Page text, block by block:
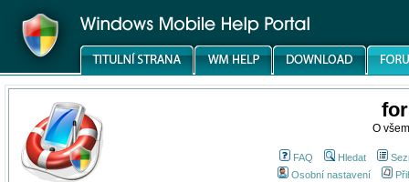
O
FAQ Hledat
Osobní nastavení